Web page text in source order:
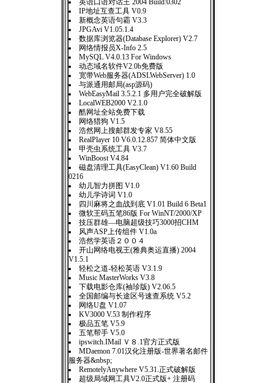
英语口语对话王 2004 Build:0302
IP地址互查工具 V0.9
新概念英语句霸 V3.3
JPGAvi V1.05.1.4
数据库浏览器(Database Explorer) V2.7
网络情报员X-Info 2.5
MySQL V4.0.13 For Windows
动态域名软件V2.0b免费版
宽带Web服务器(ADSLWebServer) 1.0
与派通用邮局(asp源码)
WebEasyMail 3.5.2.1 多用户完全破解版
LocalWEB2000 V2.1.0
酷网址全站免费下载
网络猎狗 V1.5
浩然网上搜邮群发专家 V8.55
RealPlayer 10 V6.0.12.857 简体中文版
甲壳虫系统工具 V3.7
WinBoost V4.84
磁盘清理工具(EasyClean) V1.60 Build
0216
幼儿智力拼图 V1.0
幼儿学诗词 V1.0
四川麻将之血战到底 V1.01 Build 6 Beta1
微软王码五笔86版 For WinNT/2000/XP
技压群雄—电脑超级技巧3000招CHM
风声ASP上传组件 V1.0a
浩然学英语２００４
开山网络电视王(雅典奥运直播) 2004
V1.5.1
轻松之道-轻松英语 V3.1.9
Music MasterWorks V3.8
下载电影仓库(袖珍版) V2.06.5
全国邮编与长途区号速查系统 V5.2
网络U盘 V1.07
KV3000 V.53 制作程序
极品五笔 V5.9
五笔帮手 V5.0
ipswitch.IMail Ｖ８.1官方正式版
MDaemon 7.01汉化注册版-世界著名邮件
服务器&nbsp;
RemotelyAnywhere V5.31.正式破解版
超级局域网工具V2.0正式版+ 注册码